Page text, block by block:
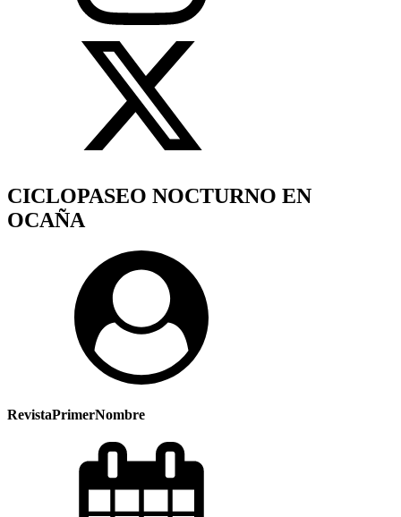
CICLOPASEO NOCTURNO EN
OCAÑA
RevistaPrimerNombre